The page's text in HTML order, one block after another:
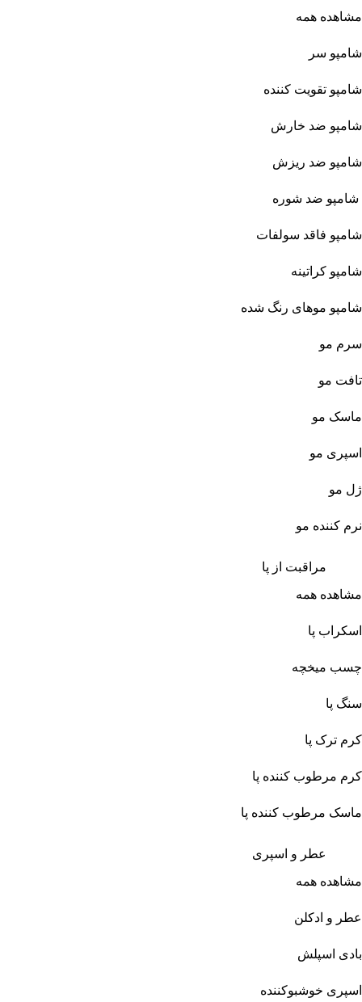
مشاهده همه
شامپو سر
شامپو تقویت کننده
شامپو ضد خارش
شامپو ضد ریزش
شامپو ضد شوره
شامپو فاقد سولفات
شامپو کراتینه
شامپو موهای رنگ شده
سرم مو
تافت مو
ماسک مو
اسپری مو
ژل مو
نرم کننده مو
مراقبت از پا
مشاهده همه
اسکراب پا
چسب میخچه
سنگ پا
کرم ترک پا
کرم مرطوب کننده پا
ماسک مرطوب کننده پا
عطر و اسپری
مشاهده همه
عطر و ادکلن
بادی اسپلش
اسپری خوشبوکننده